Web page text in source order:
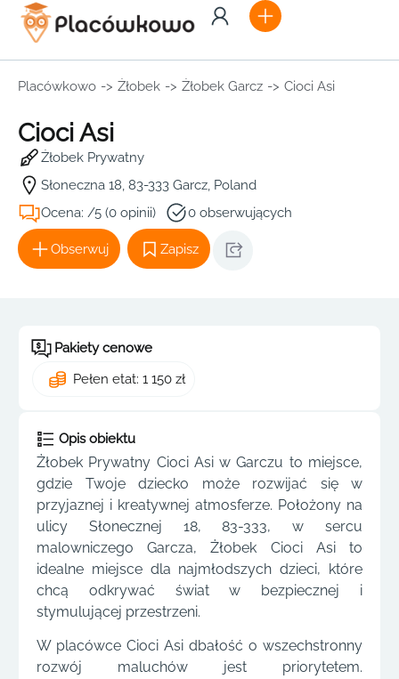
Placówkowo -> Żłobek -> Żłobek Garcz -> Cioci Asi
Cioci Asi
Żłobek Prywatny
Słoneczna 18, 83-333 Garcz, Poland
Ocena: /5 (0 opinii)
0 obserwujących
Obserwuj Zapisz
Pakiety cenowe
Pełen etat: 1 150 zł
Opis obiektu
Żłobek Prywatny Cioci Asi w Garczu to miejsce,
gdzie Twoje dziecko może rozwijać się w
przyjaznej i kreatywnej atmosferze. Położony na
ulicy Słonecznej 18, 83-333, w sercu
malowniczego Garcza, Żłobek Cioci Asi to
idealne miejsce dla najmłodszych dzieci, które
chcą odkrywać świat w bezpiecznej i
stymulującej przestrzeni.
W placówce Cioci Asi dbałość o wszechstronny
rozwój maluchów jest priorytetem.